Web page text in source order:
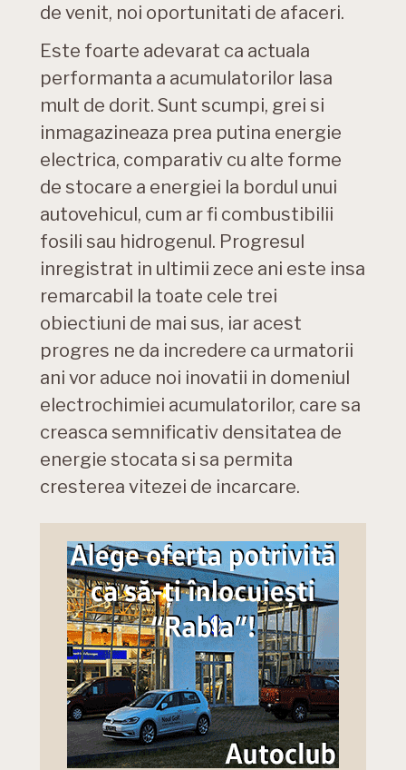
de venit, noi oportunitati de afaceri.
Este foarte adevarat ca actuala
performanta a acumulatorilor lasa
mult de dorit. Sunt scumpi, grei si
inmagazineaza prea putina energie
electrica, comparativ cu alte forme
de stocare a energiei la bordul unui
autovehicul, cum ar fi combustibilii
fosili sau hidrogenul. Progresul
inregistrat in ultimii zece ani este insa
remarcabil la toate cele trei
obiectiuni de mai sus, iar acest
progres ne da incredere ca urmatorii
ani vor aduce noi inovatii in domeniul
electrochimiei acumulatorilor, care sa
creasca semnificativ densitatea de
energie stocata si sa permita
cresterea vitezei de incarcare.